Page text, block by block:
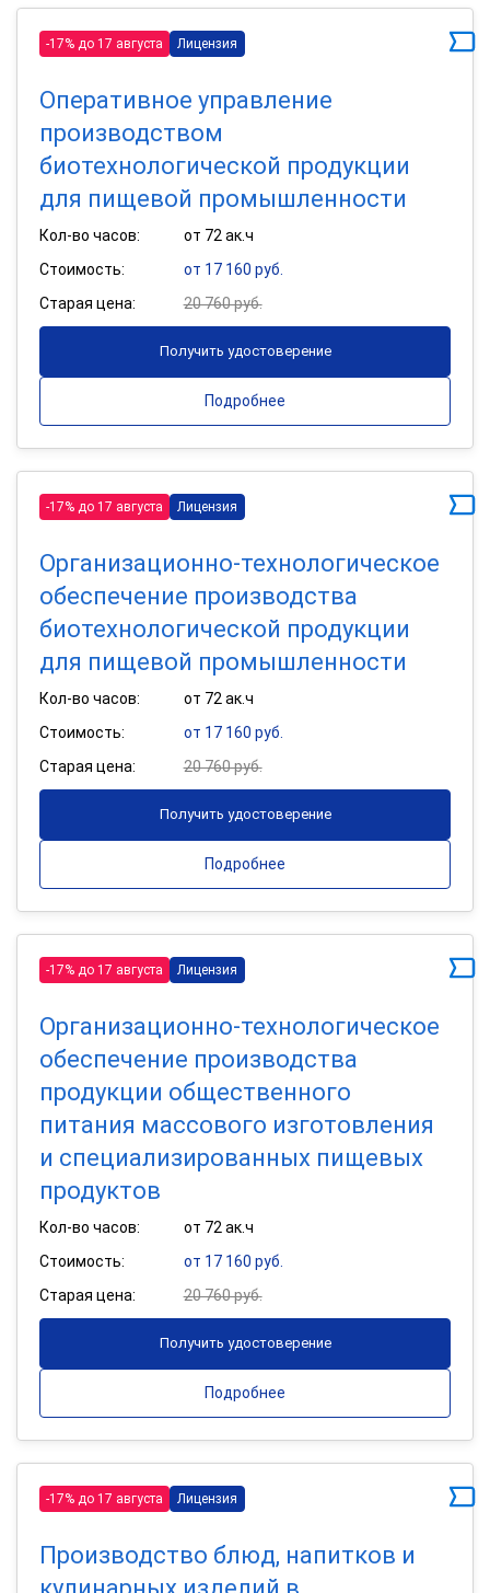
-17% до 17 августа Лицензия
Оперативное управление
производством
биотехнологической продукции
для пищевой промышленности
Кол-во часов:
от 72 ак.ч
Стоимость:
от 17 160 руб.
Старая цена:
20 760 руб.
Получить удостоверение
Подробнее
-17% до 17 августа Лицензия
Организационно-технологическое
обеспечение производства
биотехнологической продукции
для пищевой промышленности
Кол-во часов:
от 72 ак.ч
Стоимость:
от 17 160 руб.
Старая цена:
20 760 руб.
Получить удостоверение
Подробнее
-17% до 17 августа Лицензия
Организационно-технологическое
обеспечение производства
продукции общественного
питания массового изготовления
и специализированных пищевых
продуктов
Кол-во часов:
от 72 ак.ч
Стоимость:
от 17 160 руб.
Старая цена:
20 760 руб.
Получить удостоверение
Подробнее
-17% до 17 августа Лицензия
Производство блюд, напитков и